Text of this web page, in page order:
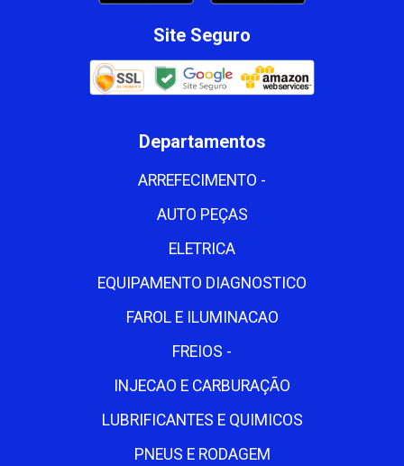
Site Seguro
Departamentos
ARREFECIMENTO -
AUTO PEÇAS
ELETRICA
EQUIPAMENTO DIAGNOSTICO
FAROL E ILUMINACAO
FREIOS -
INJECAO E CARBURAÇÃO
LUBRIFICANTES E QUIMICOS
PNEUS E RODAGEM